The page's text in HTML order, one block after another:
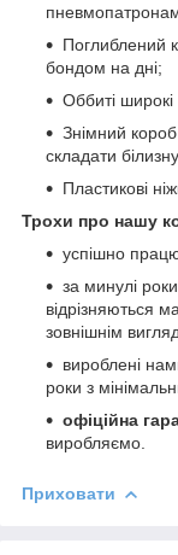
Поглиблений
бондом на дні;
Оббиті
Знімний
складати
Пластикові
Трохи про нашу
успішно
за минулі
відрізняються
зовнішнім
вироблені
роки з
офіційна
виробляємо.
Приховати